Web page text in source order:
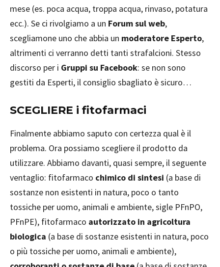
mese (es. poca acqua, troppa acqua, rinvaso, potatura
ecc.). Se ci rivolgiamo a un Forum sul web,
scegliamone uno che abbia un moderatore Esperto,
altrimenti ci verranno detti tanti strafalcioni. Stesso
discorso per i Gruppi su Facebook: se non sono
gestiti da Esperti, il consiglio sbagliato è sicuro…
SCEGLIERE i fitofarmaci
Finalmente abbiamo saputo con certezza qual è il
problema. Ora possiamo scegliere il prodotto da
utilizzare. Abbiamo davanti, quasi sempre, il seguente
ventaglio: fitofarmaco chimico di sintesi (a base di
sostanze non esistenti in natura, poco o tanto
tossiche per uomo, animali e ambiente, sigle PFnPO,
PFnPE), fitofarmaco autorizzato in agricoltura
biologica (a base di sostanze esistenti in natura, poco
o più tossiche per uomo, animali e ambiente),